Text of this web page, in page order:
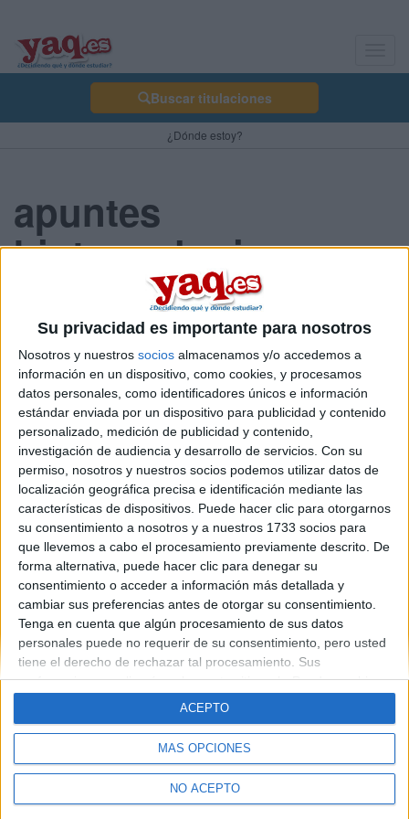
Su privacidad es importante para nosotros
Nosotros y nuestros socios almacenamos y/o accedemos a
información en un dispositivo, como cookies, y procesamos
datos personales, como identificadores únicos e información
estándar enviada por un dispositivo para publicidad y contenido
personalizado, medición de publicidad y contenido,
investigación de audiencia y desarrollo de servicios. Con su
permiso, nosotros y nuestros socios podemos utilizar datos de
localización geográfica precisa e identificación mediante las
características de dispositivos. Puede hacer clic para otorgarnos
su consentimiento a nosotros y a nuestros 1733 socios para
que llevemos a cabo el procesamiento previamente descrito. De
forma alternativa, puede hacer clic para denegar su
consentimiento o acceder a información más detallada y
cambiar sus preferencias antes de otorgar su consentimiento.
Tenga en cuenta que algún procesamiento de sus datos
personales puede no requerir de su consentimiento, pero usted
tiene el derecho de rechazar tal procesamiento. Sus
preferencias se aplicarán solo a este sitio web. Puede cambiar
sus preferencias o retirar su consentimiento en cualquier
"Privacidad" en la parte inferior de la página web.
MÁS OPCIONES
NO ACEPTO
ACEPTO
Buscar titulaciones
¿Dónde estoy?
apuntes
biotecnologia
hola, soy Isabel y voy a empezar primero de biotecnologia en
salamanca me gustaria saber si alguien puede dejarme los
apuntes de primero ya que estoy trabajando y no puedo asistir a
las clases...por lo menos no a todas.
gracias
Blog de
Quiénes somos|Contactar|Anúnciate
Aviso legal|Politica de privacidad|Condiciones generales
de cookies
© 2003-2026Compás Mediterráneo S.L.- Diego de León 47 - 28006
Madrid [ESPAÑA] - Tel. +34 91 593 2767